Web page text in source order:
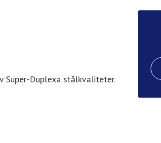
Duplexa stålkvaliteter.